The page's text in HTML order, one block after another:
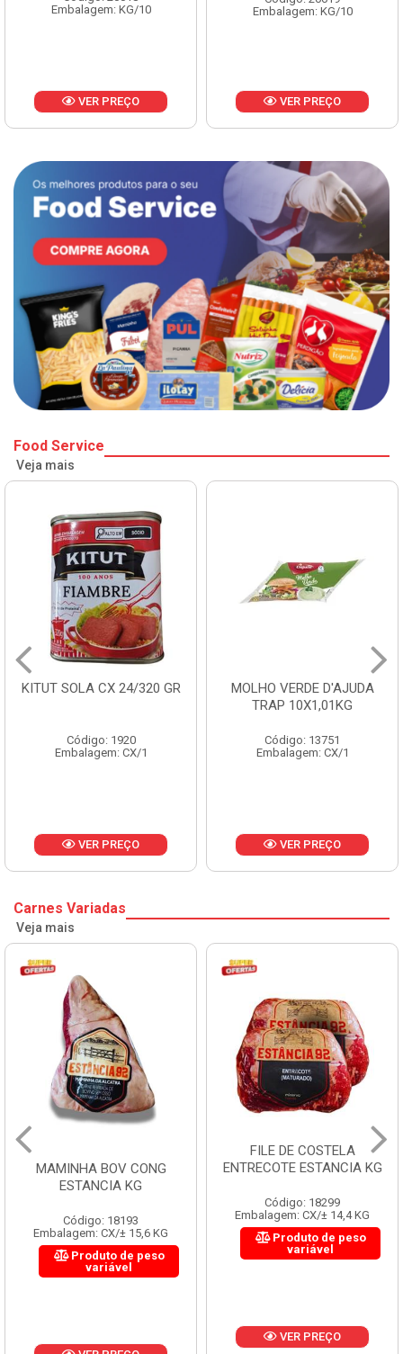
Código: 20019
VER PREÇO
Código: 20161
Embalagem: KG/10
VER PREÇO
Food Service
Veja mais
Código: 13751
Embalagem: CX/1
VER PREÇO
FRUTAS CRISTALIZADAS
CX 10KG
Código: 1785
Embalagem: KG/10
VER PREÇO
Carnes Variadas
Veja mais
MAMINHA BOV CONG
Código: 18193
Embalagem: CX/± 15,6 KG
Produto de peso
variável
FILE DE COSTELA
Código: 18299
Embalagem: CX/± 14,4 KG
Produto de peso
variável
VER PREÇO